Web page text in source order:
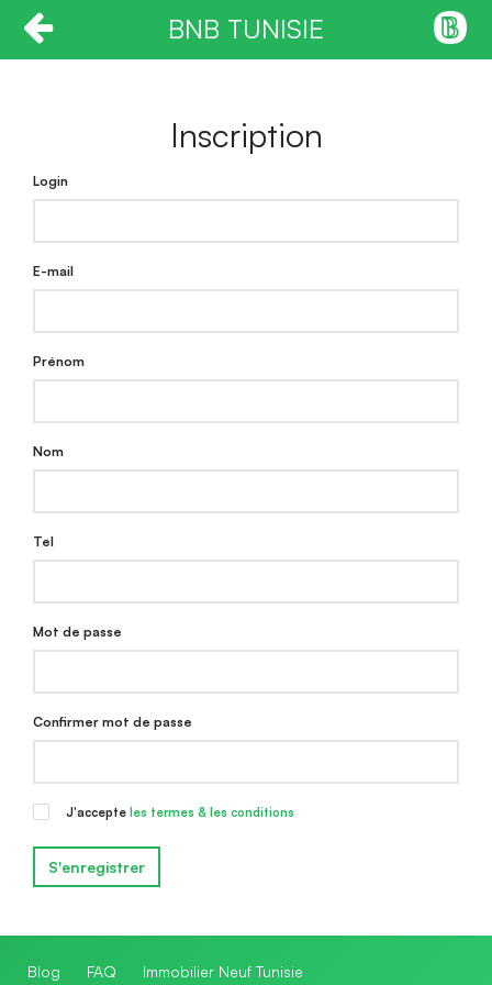
BNB TUNISIE
Inscription
Login
E-mail
Prénom
Nom
Tel
Mot de passe
Confirmer mot de passe
J'accepte les termes & les conditions
S'enregistrer
Blog FAQ Immobilier Neuf Tunisie